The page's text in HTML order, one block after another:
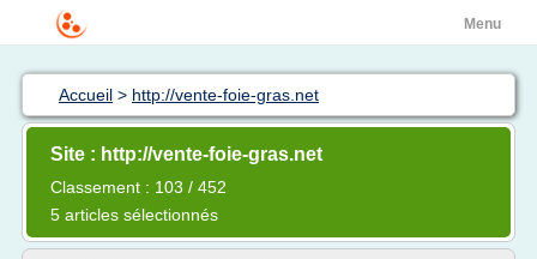
Menu
Accueil > http://vente-foie-gras.net
Site : http://vente-foie-gras.net
Classement : 103 / 452
5 articles sélectionnés